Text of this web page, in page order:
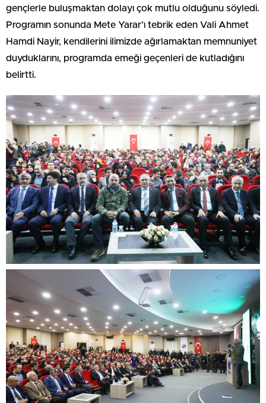
gençlerle buluşmaktan dolayı çok mutlu olduğunu söyledi.
Programın sonunda Mete Yarar’ı tebrik eden Vali Ahmet
Hamdi Nayir, kendilerini ilimizde ağırlamaktan memnuniyet
duyduklarını, programda emeği geçenleri de kutladığını
belirtti.